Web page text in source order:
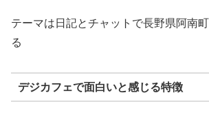
テーマは日記とチャットで長野県阿南
る
デジカフェで面白いと感じる特徴